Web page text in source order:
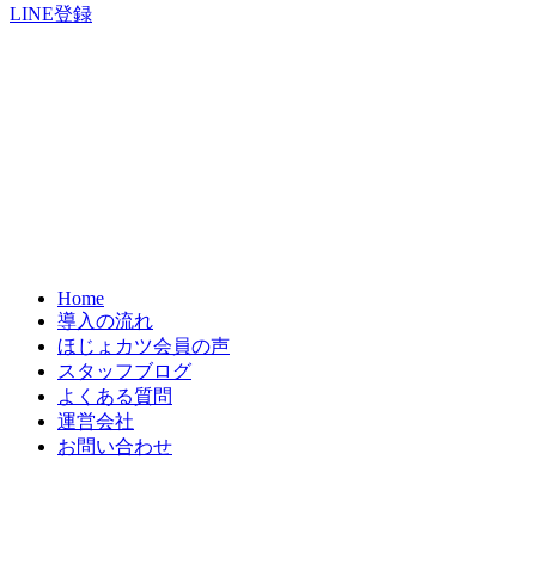
LINE登録
Home
導入の流れ
ほじょカツ会員の声
スタッフブログ
よくある質問
運営会社
お問い合わせ